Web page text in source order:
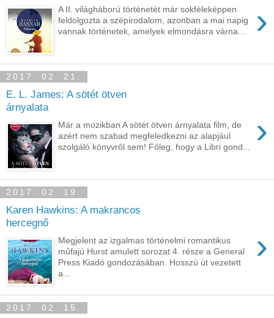
›
A II. világháború történetét már sokféleképpen
feldolgozta a szépirodalom, azonban a mai napig
vannak történetek, amelyek elmondásra várna...
2017. 02. 21.
E. L. James: A sötét ötven
árnyalata
›
Már a mozikban A sötét ötven árnyalata film, de
azért nem szabad megfeledkezni az alapjául
szolgáló könyvről sem! Főleg, hogy a Libri gond...
2017. 02. 19.
Karen Hawkins: A makrancos
hercegnő
›
Megjelent az izgalmas történelmi romantikus
műfajú Hurst amulett sorozat 4. része a General
Press Kiadó gondozásában. Hosszú út vezetett
a...
2017. 02. 15.